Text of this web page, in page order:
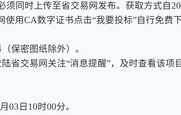
同时上传至省交易网发布。获取方式自
用CA数字证书点击“我要投标”自行免费下
保密图纸除外）。
省交易网关注“消息提醒”，及时查看该项
03日10时00分。